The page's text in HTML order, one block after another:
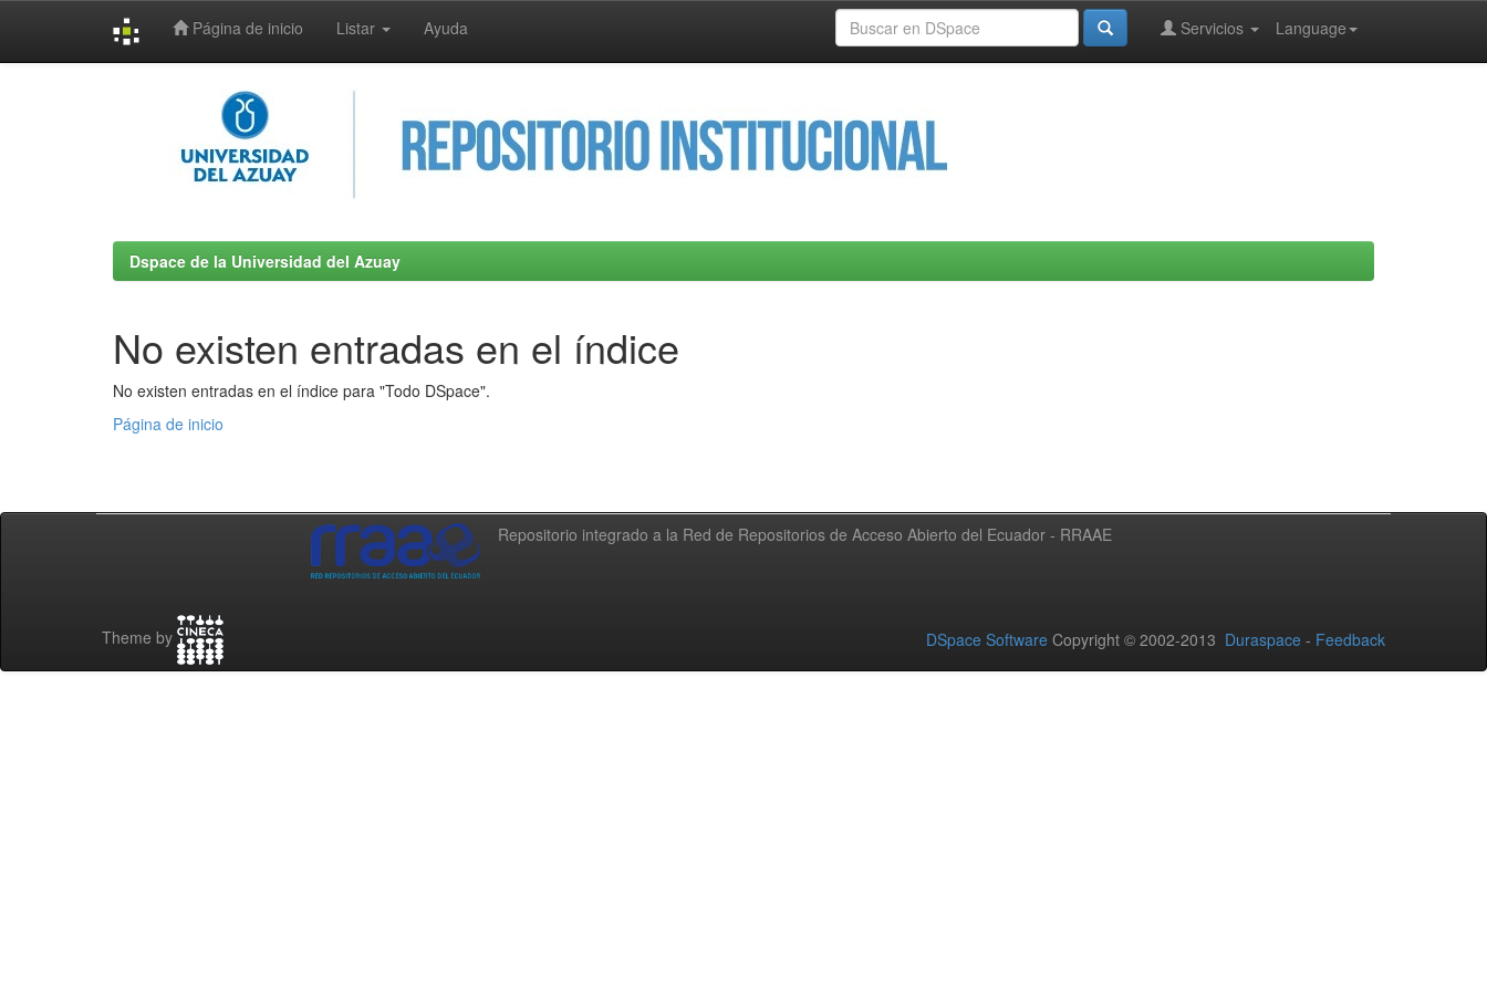
Página de inicio Listar Ayuda Language
Servicios
Dspace de la Universidad del Azuay
No existen entradas en el índice
No existen entradas en el índice para "Todo DSpace".
Página de inicio
Repositorio integrado a la Red de Repositorios de Acceso Abierto del Ecuador - RRAAE
Theme by DSpace Software Copyright © 2002-2013 Duraspace - Feedback